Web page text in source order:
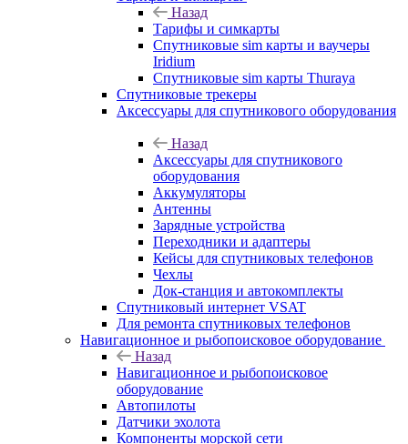
Назад
Тарифы и симкарты
Спутниковые sim карты и ваучеры
Iridium
Спутниковые sim карты Thuraya
Спутниковые трекеры
Аксессуары для спутникового оборудования
Назад
Аксессуары для спутникового
оборудования
Аккумуляторы
Антенны
Зарядные устройства
Переходники и адаптеры
Кейсы для спутниковых телефонов
Чехлы
Док-станция и автокомплекты
Спутниковый интернет VSAT
Для ремонта спутниковых телефонов
Навигационное и рыбопоисковое оборудование
Назад
Навигационное и рыбопоисковое
оборудование
Автопилоты
Датчики эхолота
Компоненты морской сети